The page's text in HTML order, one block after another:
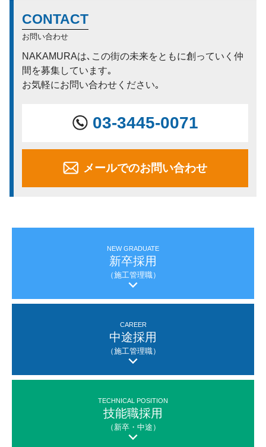
CONTACT
お問い合わせ
NAKAMURAは､この街の未来をともに創っていく仲
間を募集しています｡
お気軽にお問い合わせください｡
03-3445-0071
メールでのお問い合わせ
NEW GRADUATE
新卒採用
（施工管理職）
CAREER
中途採用
（施工管理職）
TECHNICAL POSITION
技能職採用
（新卒・中途）